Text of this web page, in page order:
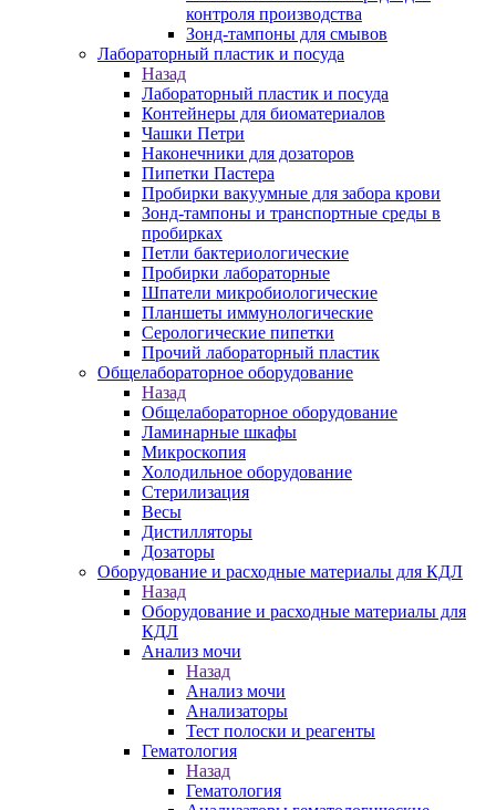
контроля производства
Зонд-тампоны для смывов
Лабораторный пластик и посуда
Назад
Лабораторный пластик и посуда
Контейнеры для биоматериалов
Чашки Петри
Наконечники для дозаторов
Пипетки Пастера
Пробирки вакуумные для забора крови
Зонд-тампоны и транспортные среды в
пробирках
Петли бактериологические
Пробирки лабораторные
Шпатели микробиологические
Планшеты иммунологические
Серологические пипетки
Прочий лабораторный пластик
Общелабораторное оборудование
Назад
Общелабораторное оборудование
Ламинарные шкафы
Микроскопия
Холодильное оборудование
Стерилизация
Весы
Дистилляторы
Дозаторы
Оборудование и расходные материалы для КДЛ
Назад
Оборудование и расходные материалы для
КДЛ
Анализ мочи
Назад
Анализ мочи
Анализаторы
Тест полоски и реагенты
Гематология
Назад
Гематология